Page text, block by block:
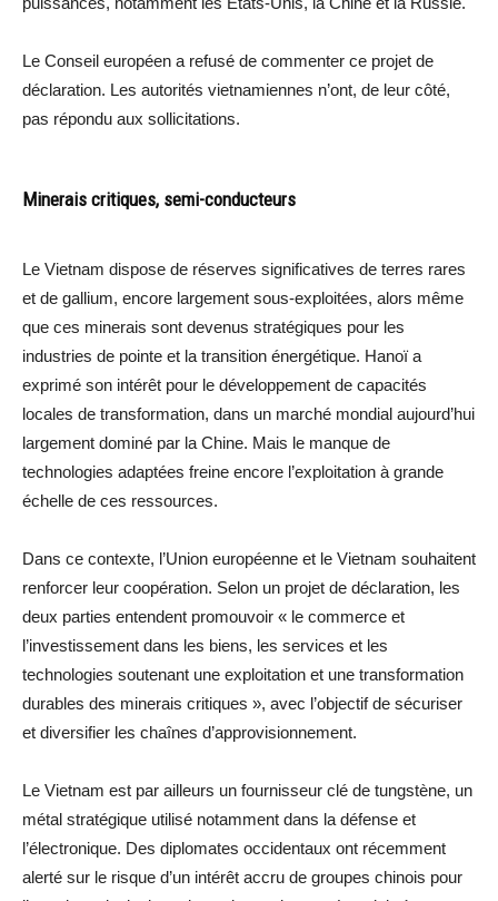
Le Conseil européen a refusé de commenter ce projet de
déclaration. Les autorités vietnamiennes n’ont, de leur côté,
pas répondu aux sollicitations.
Minerais critiques, semi-conducteurs
Le Vietnam dispose de réserves significatives de terres rares
et de gallium, encore largement sous-exploitées, alors même
que ces minerais sont devenus stratégiques pour les
industries de pointe et la transition énergétique. Hanoï a
exprimé son intérêt pour le développement de capacités
locales de transformation, dans un marché mondial aujourd’hui
largement dominé par la Chine. Mais le manque de
technologies adaptées freine encore l’exploitation à grande
échelle de ces ressources.
Dans ce contexte, l’Union européenne et le Vietnam souhaitent
renforcer leur coopération. Selon un projet de déclaration, les
deux parties entendent promouvoir « le commerce et
l’investissement dans les biens, les services et les
technologies soutenant une exploitation et une transformation
durables des minerais critiques », avec l’objectif de sécuriser
et diversifier les chaînes d’approvisionnement.
Le Vietnam est par ailleurs un fournisseur clé de tungstène, un
métal stratégique utilisé notamment dans la défense et
l’électronique. Des diplomates occidentaux ont récemment
alerté sur le risque d’un intérêt accru de groupes chinois pour